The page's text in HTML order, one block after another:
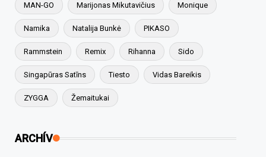
MAN-GO Marijonas Mikutavičius Monique
Namika Natalija Bunkė PIKASO
Rammstein Remix Rihanna Sido
Singapūras Satīns Tiesto Vidas Bareikis
ZYGGA Žemaitukai
ARCHÍV